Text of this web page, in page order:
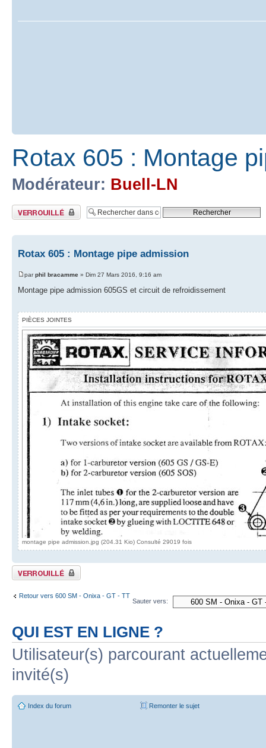
Rotax 605 : Montage
Modérateur: Buell-LN
Sujet verrouillé
Rotax 605 : Montage pipe admission
parphil bracamme » Dim 27 Mars 2016, 9:16 am
Montage pipe admission 605GS et circuit de refroidissement
PIÈCES JOINTES
montage pipe admission.jpg (204.31 Kio) Consulté 29019 fois
Sujet verrouillé
Retour vers 600 SM - Onixa - GT - TT
Sauter vers:
QUI EST EN LIGNE ?
Utilisateur(s) parcourant
invité(s)
Index du forum Remonter le sujet